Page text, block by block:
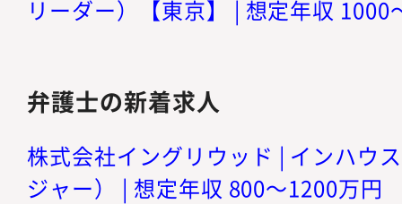
リーダー）【東京】 | 想定年収 1000
弁護士の新着求人
株式会社イングリウッド | インハウ
ジャー） | 想定年収 800～1200万円